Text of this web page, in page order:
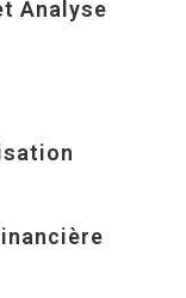
Analyse